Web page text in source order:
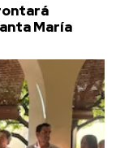
María